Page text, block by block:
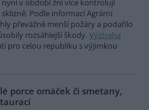
Podle informací Agrární
převážně menší požáry a podařilo
rozsáhlejší škody. Výstraha
pro celou republiku s výjimkou
porce omáček či smetany,